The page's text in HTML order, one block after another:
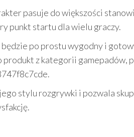
pasuje do większości
punkt startu dla wielu graczy.
po prostu wygodny i
produkt z kategorii gamepadów,
stylu rozgrywki i pozwala